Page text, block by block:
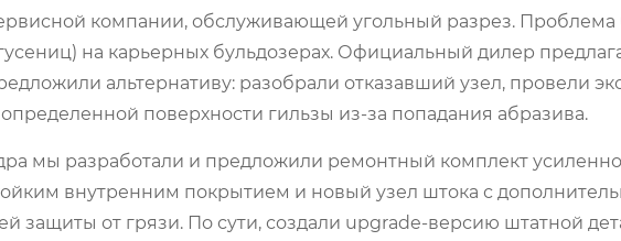
компании, обслуживающей угольный разрез. Проблема
на карьерных бульдозерах. Официальный дилер
альтернативу: разобрали отказавший узел, провели
поверхности гильзы из-за попадания абразива.
мы разработали и предложили ремонтный комплект
внутренним покрытием и новый узел штока с
защиты от грязи. По сути, создали upgrade-версию штатной